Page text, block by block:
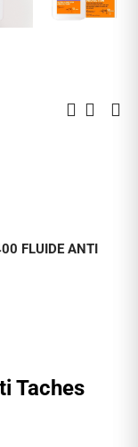
FLUIDE ANTI
Taches